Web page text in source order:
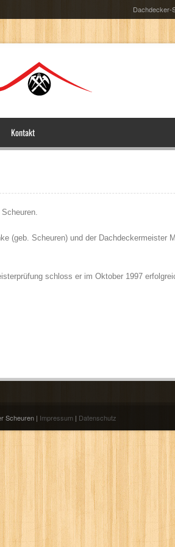
Dachdecker-
Kontakt
(geb. Scheuren) und der Dachdeckermeister
schloss er im Oktober 1997
Scheuren | Impressum | Datenschutz